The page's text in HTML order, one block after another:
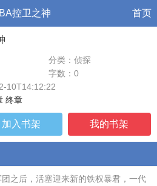
控卫之神 首页
分类：侦探
字数：0
10T14:12:22
终章
加入书架 我的书架
之后，活塞迎来新的铁权暴君，一代